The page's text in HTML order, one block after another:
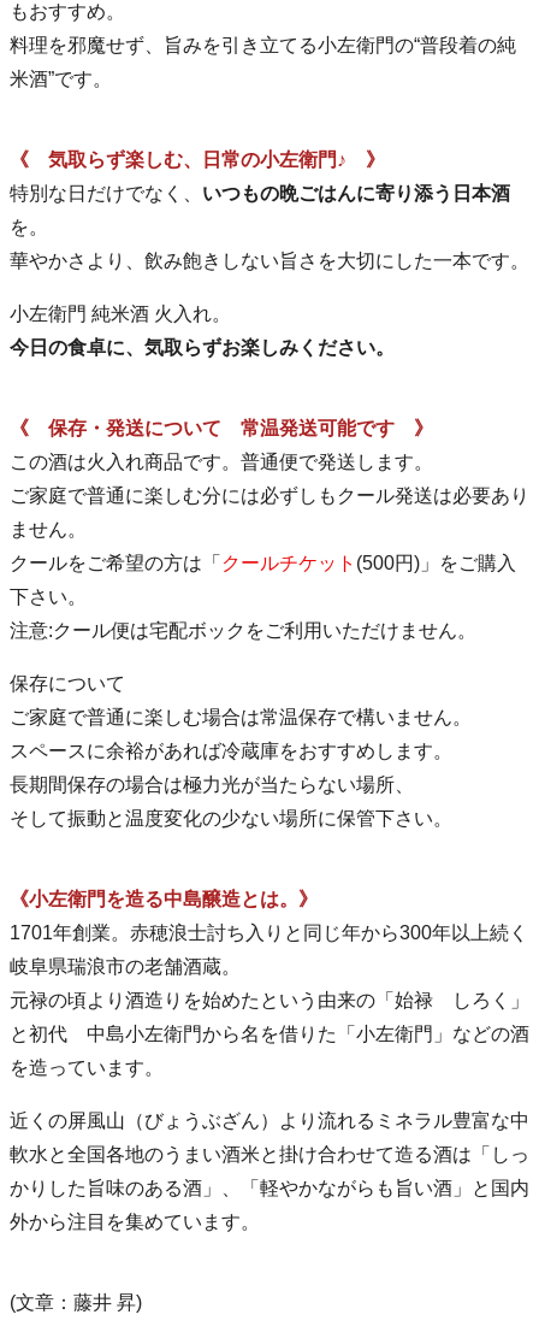
もおすすめ。
料理を邪魔せず、旨みを引き立てる小左衛門の“普段着の純
米酒”です。
《 気取らず楽しむ、日常の小左衛門♪ 》
特別な日だけでなく、 いつもの晩ごはんに寄り添う日本酒
を。
華やかさより、飲み飽きしない旨さを大切にした一本です。
小左衛門 純米酒 火入れ。
今日の食卓に、気取らずお楽しみください。
《 保存・発送について 常温発送可能です 》
この酒は火入れ商品です。普通便で発送します。
ご家庭で普通に楽しむ分には必ずしもクール発送は必要あり
ません。
クールをご希望の方は「 クールチケット (500円)」をご購入
下さい。
注意:クール便は宅配ボックをご利用いただけません。
保存について
ご家庭で普通に楽しむ場合は常温保存で構いません。
スペースに余裕があれば冷蔵庫をおすすめします。
長期間保存の場合は極力光が当たらない場所、
そして振動と温度変化の少ない場所に保管下さい。
《小左衛門を造る中島醸造とは。》
1701年創業。赤穂浪士討ち入りと同じ年から300年以上続く
岐阜県瑞浪市の老舗酒蔵。
元禄の頃より酒造りを始めたという由来の「始禄 しろく」
と初代 中島小左衛門から名を借りた「小左衛門」などの酒
を造っています。
近くの屏風山（びょうぶざん）より流れるミネラル豊富な中
軟水と全国各地のうまい酒米と掛け合わせて造る酒は「しっ
かりした旨味のある酒」、「軽やかながらも旨い酒」と国内
外から注目を集めています。
(文章：藤井 昇)